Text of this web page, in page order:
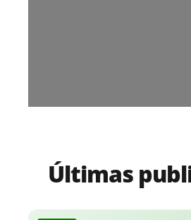
Últimas